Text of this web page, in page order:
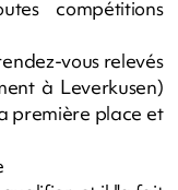
compétitions
vous relevés
à Leverkusen)
première place et